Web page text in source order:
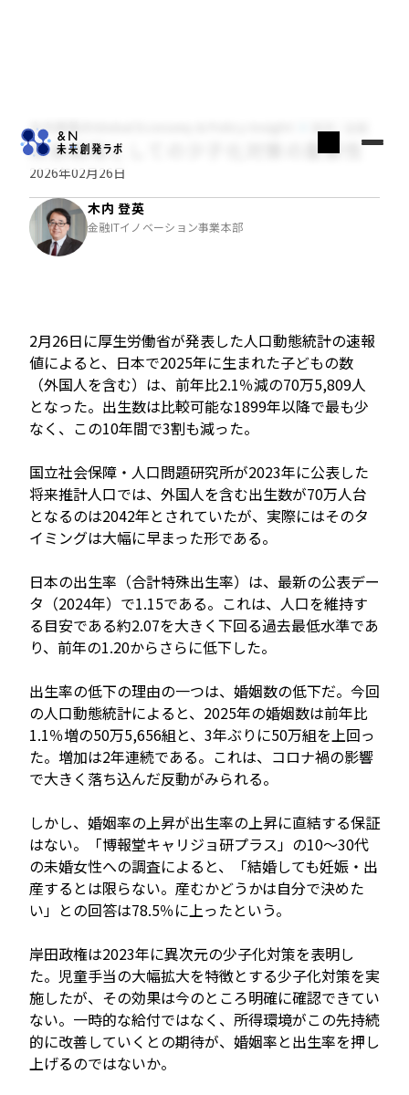
JP EN
木内登英のGlobal Economy & Policy Insight
成長戦略としての少子化対策の重要性
2026年02月26日
木内 登英
金融ITイノベーション事業本部
2月26日に厚生労働省が発表した人口動態統計の速報
値によると、日本で2025年に生まれた子どもの数
（外国人を含む）は、前年比2.1％減の70万5,809人
となった。出生数は比較可能な1899年以降で最も少
なく、この10年間で3割も減った。
国立社会保障・人口問題研究所が2023年に公表した
将来推計人口では、外国人を含む出生数が70万人台
となるのは2042年とされていたが、実際にはそのタ
イミングは大幅に早まった形である。
日本の出生率（合計特殊出生率）は、最新の公表デー
タ（2024年）で1.15である。これは、人口を維持す
る目安である約2.07を大きく下回る過去最低水準であ
り、前年の1.20からさらに低下した。
出生率の低下の理由の一つは、婚姻数の低下だ。今回
の人口動態統計によると、2025年の婚姻数は前年比
1.1％増の50万5,656組と、3年ぶりに50万組を上回っ
た。増加は2年連続である。これは、コロナ禍の影響
で大きく落ち込んだ反動がみられる。
しかし、婚姻率の上昇が出生率の上昇に直結する保証
はない。「博報堂キャリジョ研プラス」の10～30代
の未婚女性への調査によると、「結婚しても妊娠・出
産するとは限らない。産むかどうかは自分で決めた
い」との回答は78.5％に上ったという。
岸田政権は2023年に異次元の少子化対策を表明し
た。児童手当の大幅拡大を特徴とする少子化対策を実
施したが、その効果は今のところ明確に確認できてい
ない。一時的な給付ではなく、所得環境がこの先持続
的に改善していくとの期待が、婚姻率と出生率を押し
上げるのではないか。